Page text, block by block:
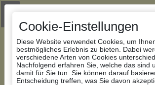
Cookie-Einstellungen
Diese Website verwendet Cookies, um
bestmögliches Erlebnis zu bieten. Dabei
verschiedene Arten von Cookies
Nachfolgend erfahren Sie, welche das sind
damit für Sie tun. Sie können darauf
Entscheidung treffen, was Sie davon
Zur Navigation springen
Zum Inhalt der Website springen
Datenbank Bauforschung/